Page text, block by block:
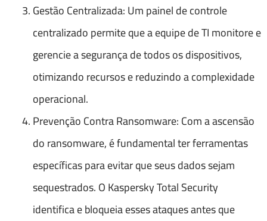
Gestão Centralizada: Um painel de controle
centralizado permite que a equipe de TI monitore e
gerencie a segurança de todos os dispositivos,
otimizando recursos e reduzindo a complexidade
operacional.
Prevenção Contra Ransomware: Com a ascensão
do ransomware, é fundamental ter ferramentas
específicas para evitar que seus dados sejam
sequestrados. O Kaspersky Total Security
identifica e bloqueia esses ataques antes que